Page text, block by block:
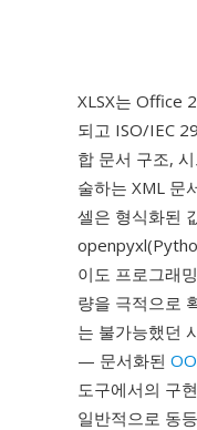
XLSX는 Office
되고 ISO/IEC
합 문서 구조,
술하는 XML 문
셀은 형식화된
이도 프로그래
량을 극적으로
는 불가능했던
— 문서화된
도구에서의 구
일반적으로 동